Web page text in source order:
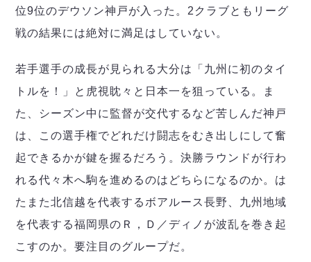
シュライカー大阪
ボルクバレット北九州
選手の通算記録（Ｆ２）
ヴォスクオーレ仙台
マルバ水戸FC
リガーレヴィア葛飾
Y．S．C．C．横浜
ヴィンセドール白山
アグレミーナ浜松
デウソン神戸
ポルセイド浜田
位9位のデウソン神戸が入った。2クラブともリーグ
戦の結果には絶対に満足はしていない。
若手選手の成長が見られる大分は「九州に初のタイ
トルを！」と虎視眈々と日本一を狙っている。ま
た、シーズン中に監督が交代するなど苦しんだ神戸
は、この選手権でどれだけ闘志をむき出しにして奮
起できるかが鍵を握るだろう。決勝ラウンドが行わ
れる代々木へ駒を進めるのはどちらになるのか。は
たまた北信越を代表するボアルース長野、九州地域
を代表する福岡県のＲ，Ｄ／ディノが波乱を巻き起
こすのか。要注目のグループだ。